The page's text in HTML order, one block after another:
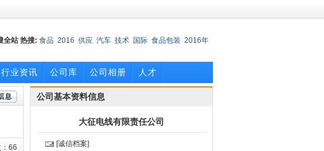
全站 热搜: 食品 2016 供应 汽车 技术 国际 食品包装 2016年
行业资讯 公司库 公司相册 人才
66
公司基本资料信息
大征电线有限责任公司
[诚信档案]